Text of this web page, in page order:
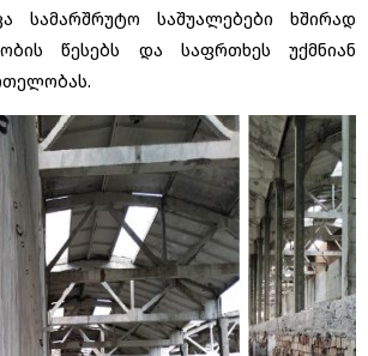
სამარშრუტო საშუალებები ხშირად
წესებს და საფრთხეს უქმნიან